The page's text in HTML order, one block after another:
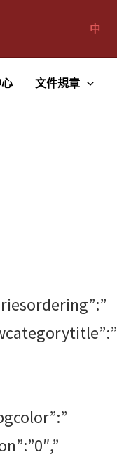
中
文件規章